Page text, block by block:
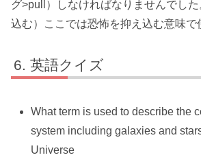
グ>pull）しなければなりませんでした
込む）ここでは恐怖を抑え込む意味で
英語クイズ
What term is used to describe the
system including galaxies and
Universe